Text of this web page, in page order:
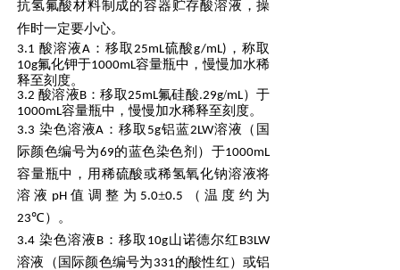
抗氢氟酸材料制成的容器贮存酸溶液，操
作时一定要小心。
3.1 酸溶液A ：移取 25mL硫酸g/mL) ，称取
10g氟化钾于1000mL容量瓶中，慢慢加水稀
释至刻度。
3.2 酸溶液B：移取25mL氟硅酸.29g/mL）于
1000mL容量瓶中，慢慢加水稀释至刻度。
3.3 染色溶液A ：移取 5g铝蓝2LW溶液（国
际颜色编号为69的蓝色染色剂）于1000mL
容量瓶中， 用稀硫酸或稀氢氧化钠溶液将
溶液 pH值调整为 5.0±0.5 （温度约为
23℃）。
3.4 染色溶液 B：移取 10g山诺德尔红 B3LW
溶液（国际颜色编号为 331的酸性红）或铝